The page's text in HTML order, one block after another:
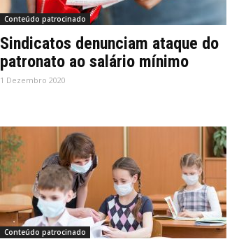
Conteúdo patrocinado
Sindicatos denunciam ataque do
patronato ao salário mínimo
1 Dezembro 2020
Conteúdo patrocinado